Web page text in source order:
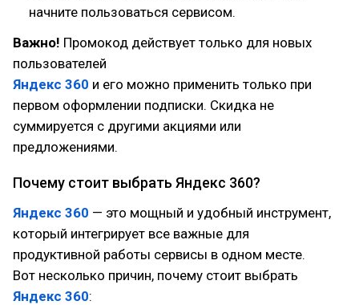
начните пользоваться сервисом.
Важно! Промокод действует только для новых
пользователей
Яндекс 360 и его можно применить только при
первом оформлении подписки. Скидка не
суммируется с другими акциями или
предложениями.
Почему стоит выбрать Яндекс 360?
Яндекс 360 — это мощный и удобный инструмент,
который интегрирует все важные для
продуктивной работы сервисы в одном месте.
Вот несколько причин, почему стоит выбрать
Яндекс 360: